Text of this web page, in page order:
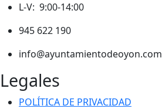
L-V: 9:00-14:00
945 622 190
info@ayuntamientodeoyon.com
Legales
POLÍTICA DE PRIVACIDAD